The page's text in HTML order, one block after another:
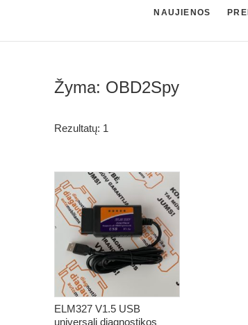
NAUJIENOS
Žyma: OBD2Spy
Rezultatų: 1
ELM327 V1.5 USB
universali diagnostikos